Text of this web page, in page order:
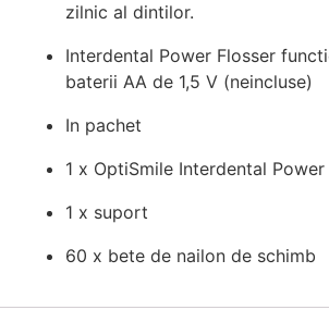
zilnic al dintilor.
Interdental Power Flosser
baterii AA de 1,5 V (neincluse)
In pachet
1 x OptiSmile Interdental Power
1 x suport
60 x bete de nailon de schimb